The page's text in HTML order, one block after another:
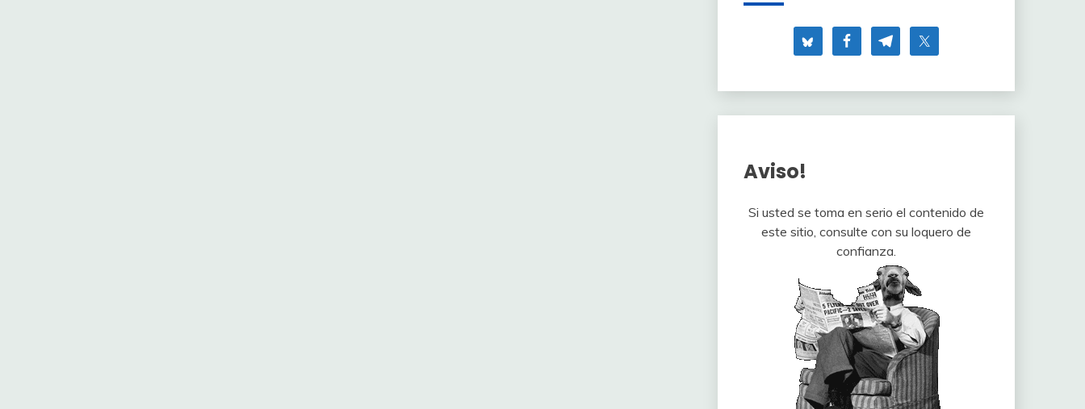
Aviso!
Si usted se toma en serio el contenido de
este sitio, consulte con su loquero de
confianza.